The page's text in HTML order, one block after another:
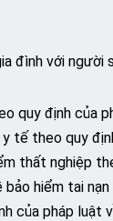
đình với người
quy định của
y tế theo quy
thất nghiệp
hiểm tai
của pháp luật